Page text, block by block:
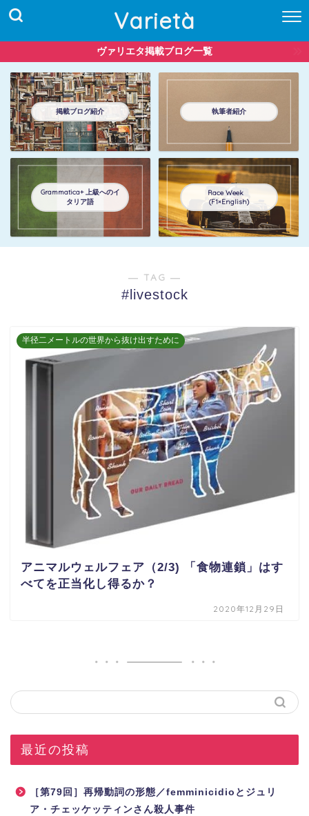
Varietà
ヴァリエタ掲載ブログ一覧
掲載ブログ紹介 執筆者紹介
Grammatica+ 上級へのイ
タリア語
Race Week
(F1×English)
― TAG ―
#livestock
半径二メートルの世界から抜け出すために
アニマルウェルフェア（2/3) 「食物連鎖」はす
べてを正当化し得るか？
2020年12月29日
最近の投稿
［第79回］再帰動詞の形態／femminicidioとジュリ
ア・チェッケッティンさん殺人事件